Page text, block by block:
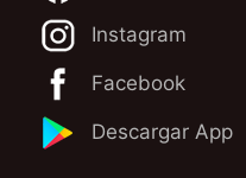
Instagram
Facebook
Descargar App